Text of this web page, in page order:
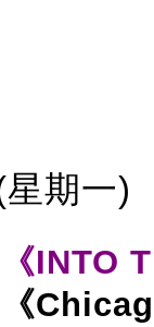
期一)
《INTO
《